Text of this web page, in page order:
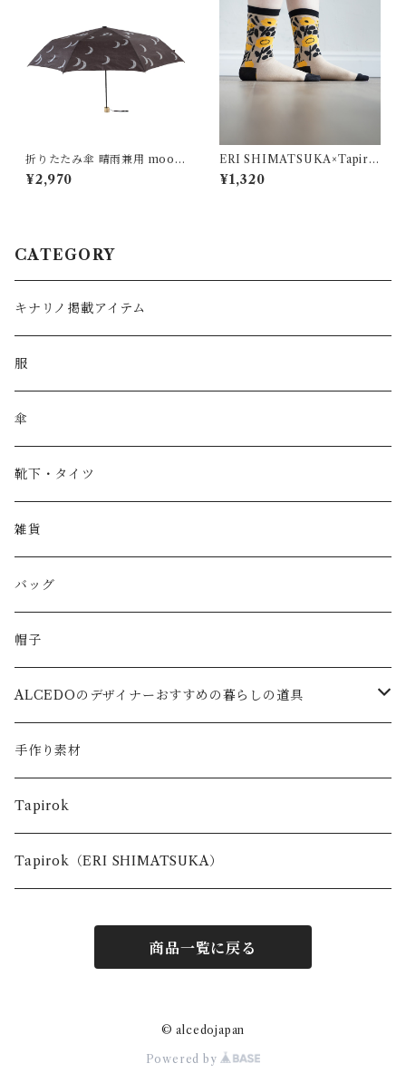
折りたたみ傘 晴雨兼用 moon
ムーン ALCEDO
¥2,970
ERI SHIMATSUKA×Tapiro
k ソックス
¥1,320
CATEGORY
キナリノ掲載アイテム
服
傘
靴下・タイツ
雑貨
バッグ
帽子
ALCEDOのデザイナーおすすめの暮らしの道具
キッズ
台所で使う道具
お出かけの時に使う道具
手作り素材
Tapirok
Tapirok（ERI SHIMATSUKA）
商品一覧に戻る
© alcedojapan
Powered by